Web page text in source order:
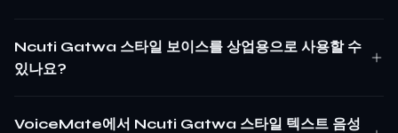
Ncuti Gatwa 스타일 보이스를 상업용으로 사용할 수
있나요?
VoiceMate에서 Ncuti Gatwa 스타일 텍스트 음성